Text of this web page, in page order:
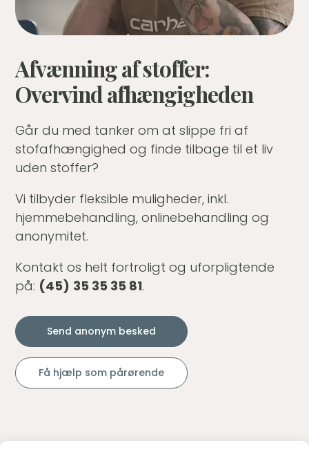
Afvænning af stoffer:
Overvind afhængigheden
Går du med tanker om at slippe fri af
stofafhængighed og finde tilbage til et liv
uden stoffer?
Vi tilbyder fleksible muligheder, inkl.
hjemmebehandling, onlinebehandling og
anonymitet.
Kontakt os helt fortroligt og uforpligtende
på: (45) 35 35 35 81.
Send anonym besked
Få hjælp som pårørende